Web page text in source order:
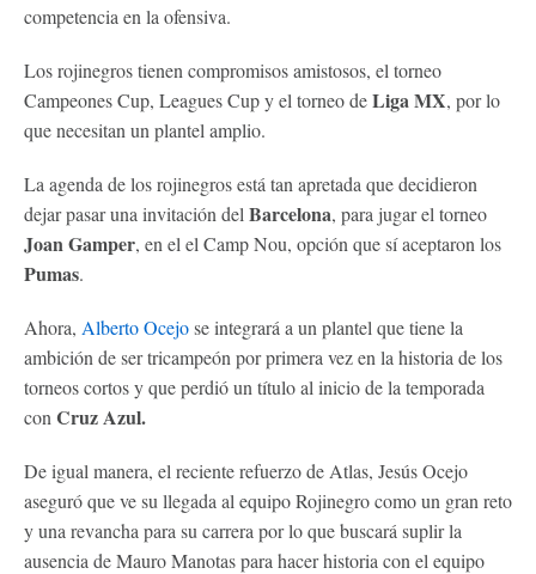
competencia en la ofensiva.
Los rojinegros tienen compromisos amistosos, el torneo
Campeones Cup, Leagues Cup y el torneo deLiga MX, por lo
que necesitan un plantel amplio.
La agenda de los rojinegros está tan apretada que decidieron
dejar pasar una invitación del Barcelona, para jugar el torneo
Joan Gamper, en el el Camp Nou, opción que sí aceptaron los
Pumas.
Ahora, Alberto Ocejose integrará a un plantel que tiene la
ambición de ser tricampeón por primera vez en la historia de los
torneos cortos y que perdió un título al inicio de la temporada
con Cruz Azul.
De igual manera, el reciente refuerzo de Atlas, Jesús Ocejo
aseguró que ve su llegada al equipo Rojinegro como un gran reto
y una revancha para su carrera por lo que buscará suplir la
ausencia de Mauro Manotas para hacer historia con el equipo